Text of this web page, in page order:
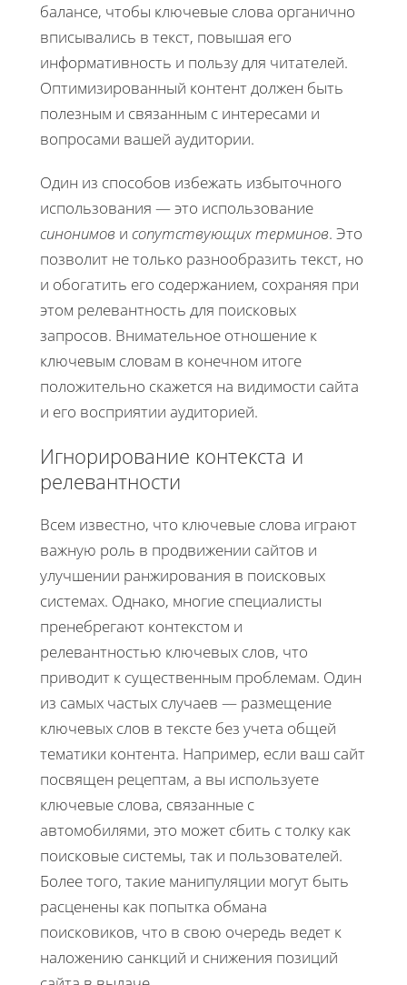
балансе, чтобы ключевые слова органично
вписывались в текст, повышая его
информативность и пользу для читателей.
Оптимизированный контент должен быть
полезным и связанным с интересами и
вопросами вашей аудитории.
Один из способов избежать избыточного
использования — это использование
синонимов и сопутствующих терминов. Это
позволит не только разнообразить текст, но
и обогатить его содержанием, сохраняя при
этом релевантность для поисковых
запросов. Внимательное отношение к
ключевым словам в конечном итоге
положительно скажется на видимости сайта
и его восприятии аудиторией.
Игнорирование контекста и
релевантности
Всем известно, что ключевые слова играют
важную роль в продвижении сайтов и
улучшении ранжирования в поисковых
системах. Однако, многие специалисты
пренебрегают контекстом и
релевантностью ключевых слов, что
приводит к существенным проблемам. Один
из самых частых случаев — размещение
ключевых слов в тексте без учета общей
тематики контента. Например, если ваш сайт
посвящен рецептам, а вы используете
ключевые слова, связанные с
автомобилями, это может сбить с толку как
поисковые системы, так и пользователей.
Более того, такие манипуляции могут быть
расценены как попытка обмана
поисковиков, что в свою очередь ведет к
наложению санкций и снижения позиций